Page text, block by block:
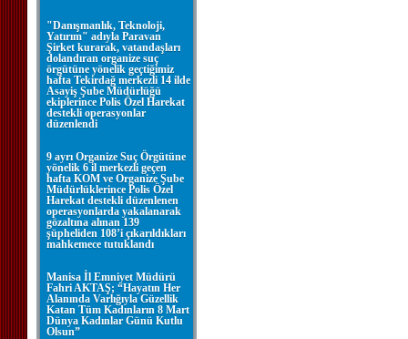
"Danışmanlık, Teknoloji,
Yatırım" adıyla Paravan
Şirket kurarak, vatandaşları
dolandıran organize suç
örgütüne yönelik geçtiğimiz
hafta Tekirdağ merkezli 14 ilde
Asayiş Şube Müdürlüğü
ekiplerince Polis Özel Harekat
destekli operasyonlar
düzenlendi
9 ayrı Organize Suç Örgütüne
yönelik 6 il merkezli geçen
hafta KOM ve Organize Şube
Müdürlüklerince Polis Özel
Harekat destekli düzenlenen
operasyonlarda yakalanarak
gözaltına alınan 139
şüpheliden 108’i çıkarıldıkları
mahkemece tutuklandı
Manisa İl Emniyet Müdürü
Fahri AKTAŞ; “Hayatın Her
Alanında Varlığıyla Güzellik
Katan Tüm Kadınların 8 Mart
Dünya Kadınlar Günü Kutlu
Olsun”